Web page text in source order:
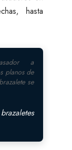
hasta
a
planos de
se